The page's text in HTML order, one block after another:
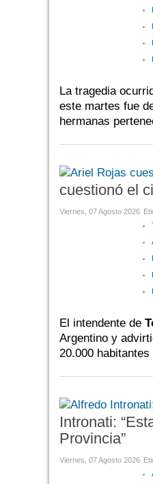
La tragedia
este martes fue
hermanas
cuestionó el
Viernes, 07 Agosto 2026
El intendente de
Argentino y
20.000
Intronati:
Provincia”
Viernes, 07 Agosto 2026